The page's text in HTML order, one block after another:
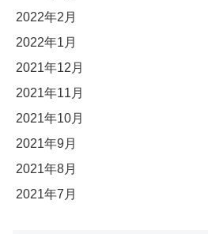
2022年2月
2022年1月
2021年12月
2021年11月
2021年10月
2021年9月
2021年8月
2021年7月